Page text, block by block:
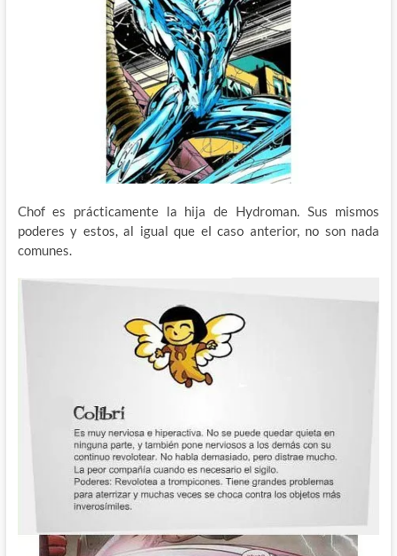
Chof es prácticamente la hija de Hydroman. Sus mismos
poderes y estos, al igual que el caso anterior, no son nada
comunes.